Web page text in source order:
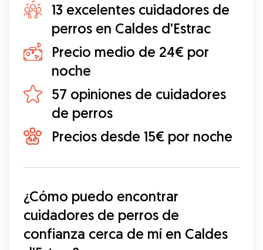
13 excelentes cuidadores de
perros en Caldes d'Estrac
Precio medio de 24€ por
noche
57 opiniones de cuidadores
de perros
Precios desde 15€ por noche
¿Cómo puedo encontrar
cuidadores de perros de
confianza cerca de mí en Caldes